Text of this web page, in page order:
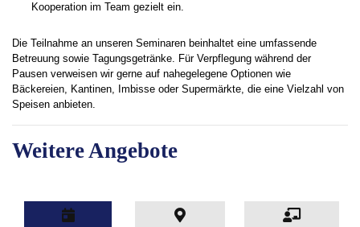
Kooperation im Team gezielt ein.
Die Teilnahme an unseren Seminaren beinhaltet eine umfassende
Betreuung sowie Tagungsgetränke. Für Verpflegung während der
Pausen verweisen wir gerne auf nahegelegene Optionen wie
Bäckereien, Kantinen, Imbisse oder Supermärkte, die eine Vielzahl von
Speisen anbieten.
Weitere Angebote